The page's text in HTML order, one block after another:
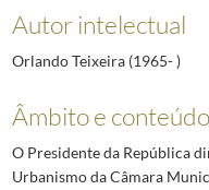
Autor intelectual
Orlando Teixeira (1965- )
Âmbito e conteúdo
O Presidente da República
Urbanismo da Câmara